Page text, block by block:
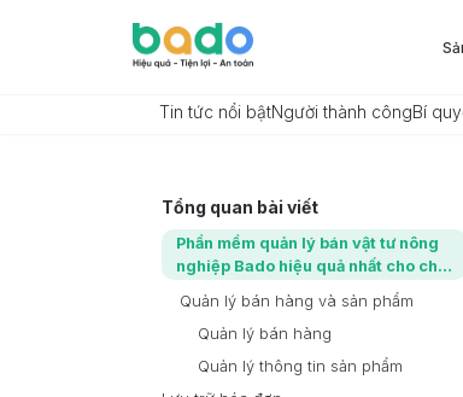
Tin tức nổi bậtNgười thành côngBí
Tổng quan bài viết
Phần mềm quản lý bán vật tư nông
nghiệp Bado hiệu quả nhất cho chủ
Quản lý bán hàng và sản phẩm
Quản lý bán hàng
Quản lý thông tin sản phẩm